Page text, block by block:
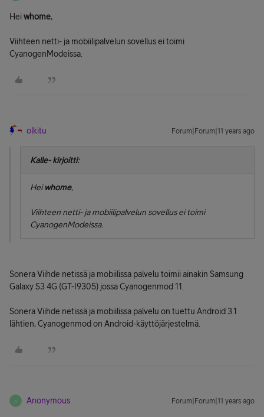
Heiwhome,
Viihteen netti- ja mobiilipalvelun sovellus ei toimi
CyanogenModeissa.
olkitu Forum|Forum|11 years ago
Kalle- kirjoitti:
Heiwhome,
Viihteen netti- ja mobiilipalvelun sovellus ei toimi
CyanogenModeissa.
Sonera Viihde netissä ja mobiilissa palvelu toimii ainakin Samsung
Galaxy S3 4G (GT-I9305) jossa Cyanogenmod 11.
Sonera Viihde netissä ja mobiilissa palvelu on tuettu Android 3.1
lähtien, Cyanogenmod on Android-käyttöjärjestelmä.
A Anonymous Forum|Forum|11 years ago